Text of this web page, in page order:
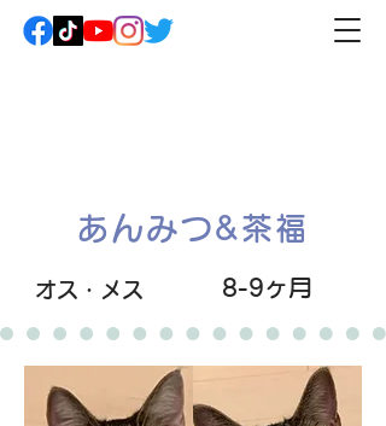
あんみつ&茶福
オス・メス 8-9ヶ月